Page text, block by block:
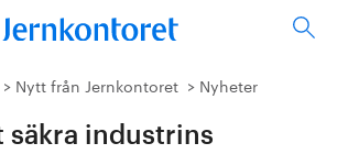
Nytt från Jernkontoret Nyheter
säkra industrins